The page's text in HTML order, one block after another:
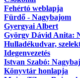
Fehértó weblapja
Fürdő - Nagybajom
Gyergyai Albert
György Dávid Anita:
Hulladékudvar,
Idegenvezetés
Istvan Szabó:
Könyvtár honlapja